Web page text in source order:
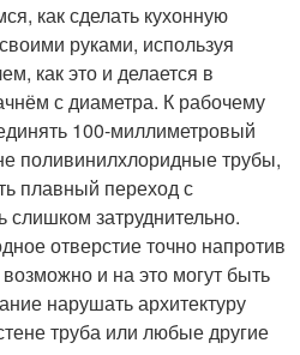
как сделать кухонную
руками, используя
как это и делается в
с диаметра. К рабочему
100-миллиметровый
поливинилхлоридные трубы,
плавный переход с
слишком затруднительно.
отверстие точно напротив
и на это могут быть
нарушать архитектуру
труба или любые другие